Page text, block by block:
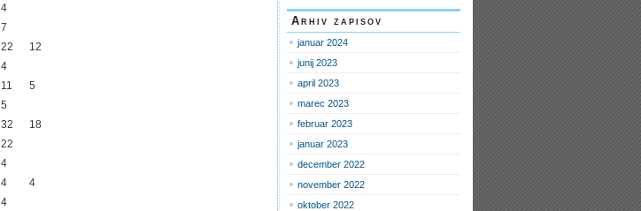
4
7
22
12
4
11
5
5
32
18
22
4
4
4
4
Arhiv zapisov
januar 2024
junij 2023
april 2023
marec 2023
februar 2023
januar 2023
december 2022
november 2022
oktober 2022